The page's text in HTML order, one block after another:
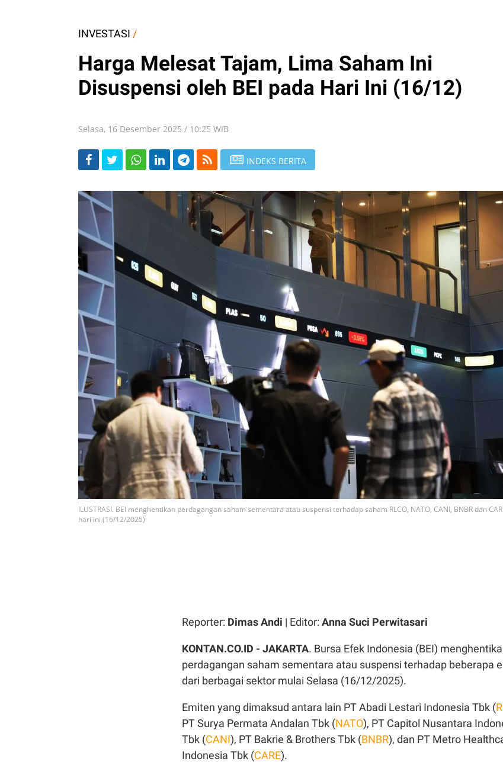
INVESTASI /
Harga Melesat Tajam, Lima Saham Ini
Disuspensi oleh BEI pada Hari Ini (16/12)
Selasa, 16 Desember 2025 / 10:25 WIB
INDEKS BERITA
ILUSTRASI. BEI menghentikan perdagangan saham sementara atau suspensi terhadap saham RLCO, NATO, CANI, BNBR dan
hari ini (16/12/2025)
Reporter: Dimas Andi | Editor: Anna Suci Perwitasari
KONTAN.CO.ID - JAKARTA. Bursa Efek Indonesia (BEI)
perdagangan saham sementara atau suspensi terhadap beberapa
dari berbagai sektor mulai Selasa (16/12/2025).
Emiten yang dimaksud antara lain PT Abadi Lestari Indonesia Tbk (
PT Surya Permata Andalan Tbk (NATO), PT Capitol Nusantara
Tbk (CANI), PT Bakrie & Brothers Tbk (BNBR), dan PT Metro
Indonesia Tbk (CARE).